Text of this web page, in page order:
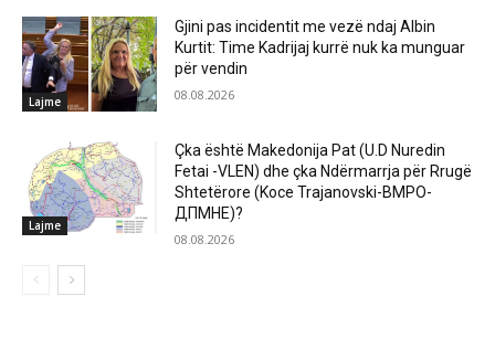
Lajme
Gjini pas incidentit me vezë ndaj Albin
Kurtit: Time Kadrijaj kurrë nuk ka munguar
për vendin
08.08.2026
Lajme
Çka është Makedonija Pat (U.D Nuredin
Fetai -VLEN) dhe çka Ndërmarrja për Rrugë
Shtetërore (Koce Trajanovski-ВМРО-
ДПМНЕ)?
08.08.2026